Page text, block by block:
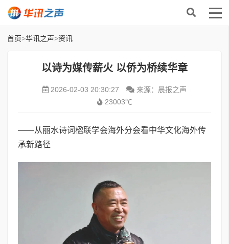
首页>华讯之声>资讯
以诗为媒传薪火 以侨为桥续华章
2026-02-03 20:30:27
来源：晨报之声
23003℃
——从丽水诗词楹联学会海外分会看中华文化海外传
承新路径